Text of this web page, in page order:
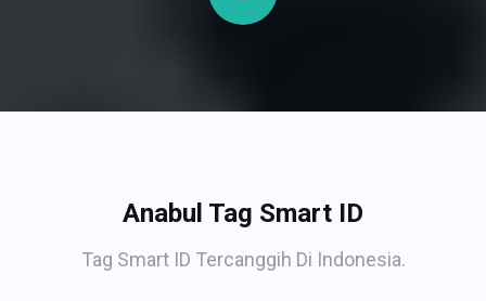
Anabul Tag Smart ID
Tag Smart ID Tercanggih Di Indonesia.